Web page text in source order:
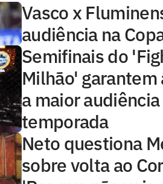
Vasco x
audiência na
Semifinais do
Milhão' garantem
a maior
temporada
Neto questiona
sobre volta ao